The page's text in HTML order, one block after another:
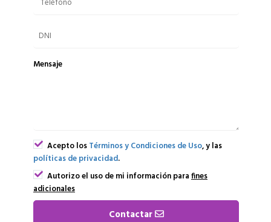
Mensaje
Acepto losTérminos y Condiciones de Uso, y las
políticas de privacidad.
Autorizo el uso de mi información parafines
adicionales
Contactar